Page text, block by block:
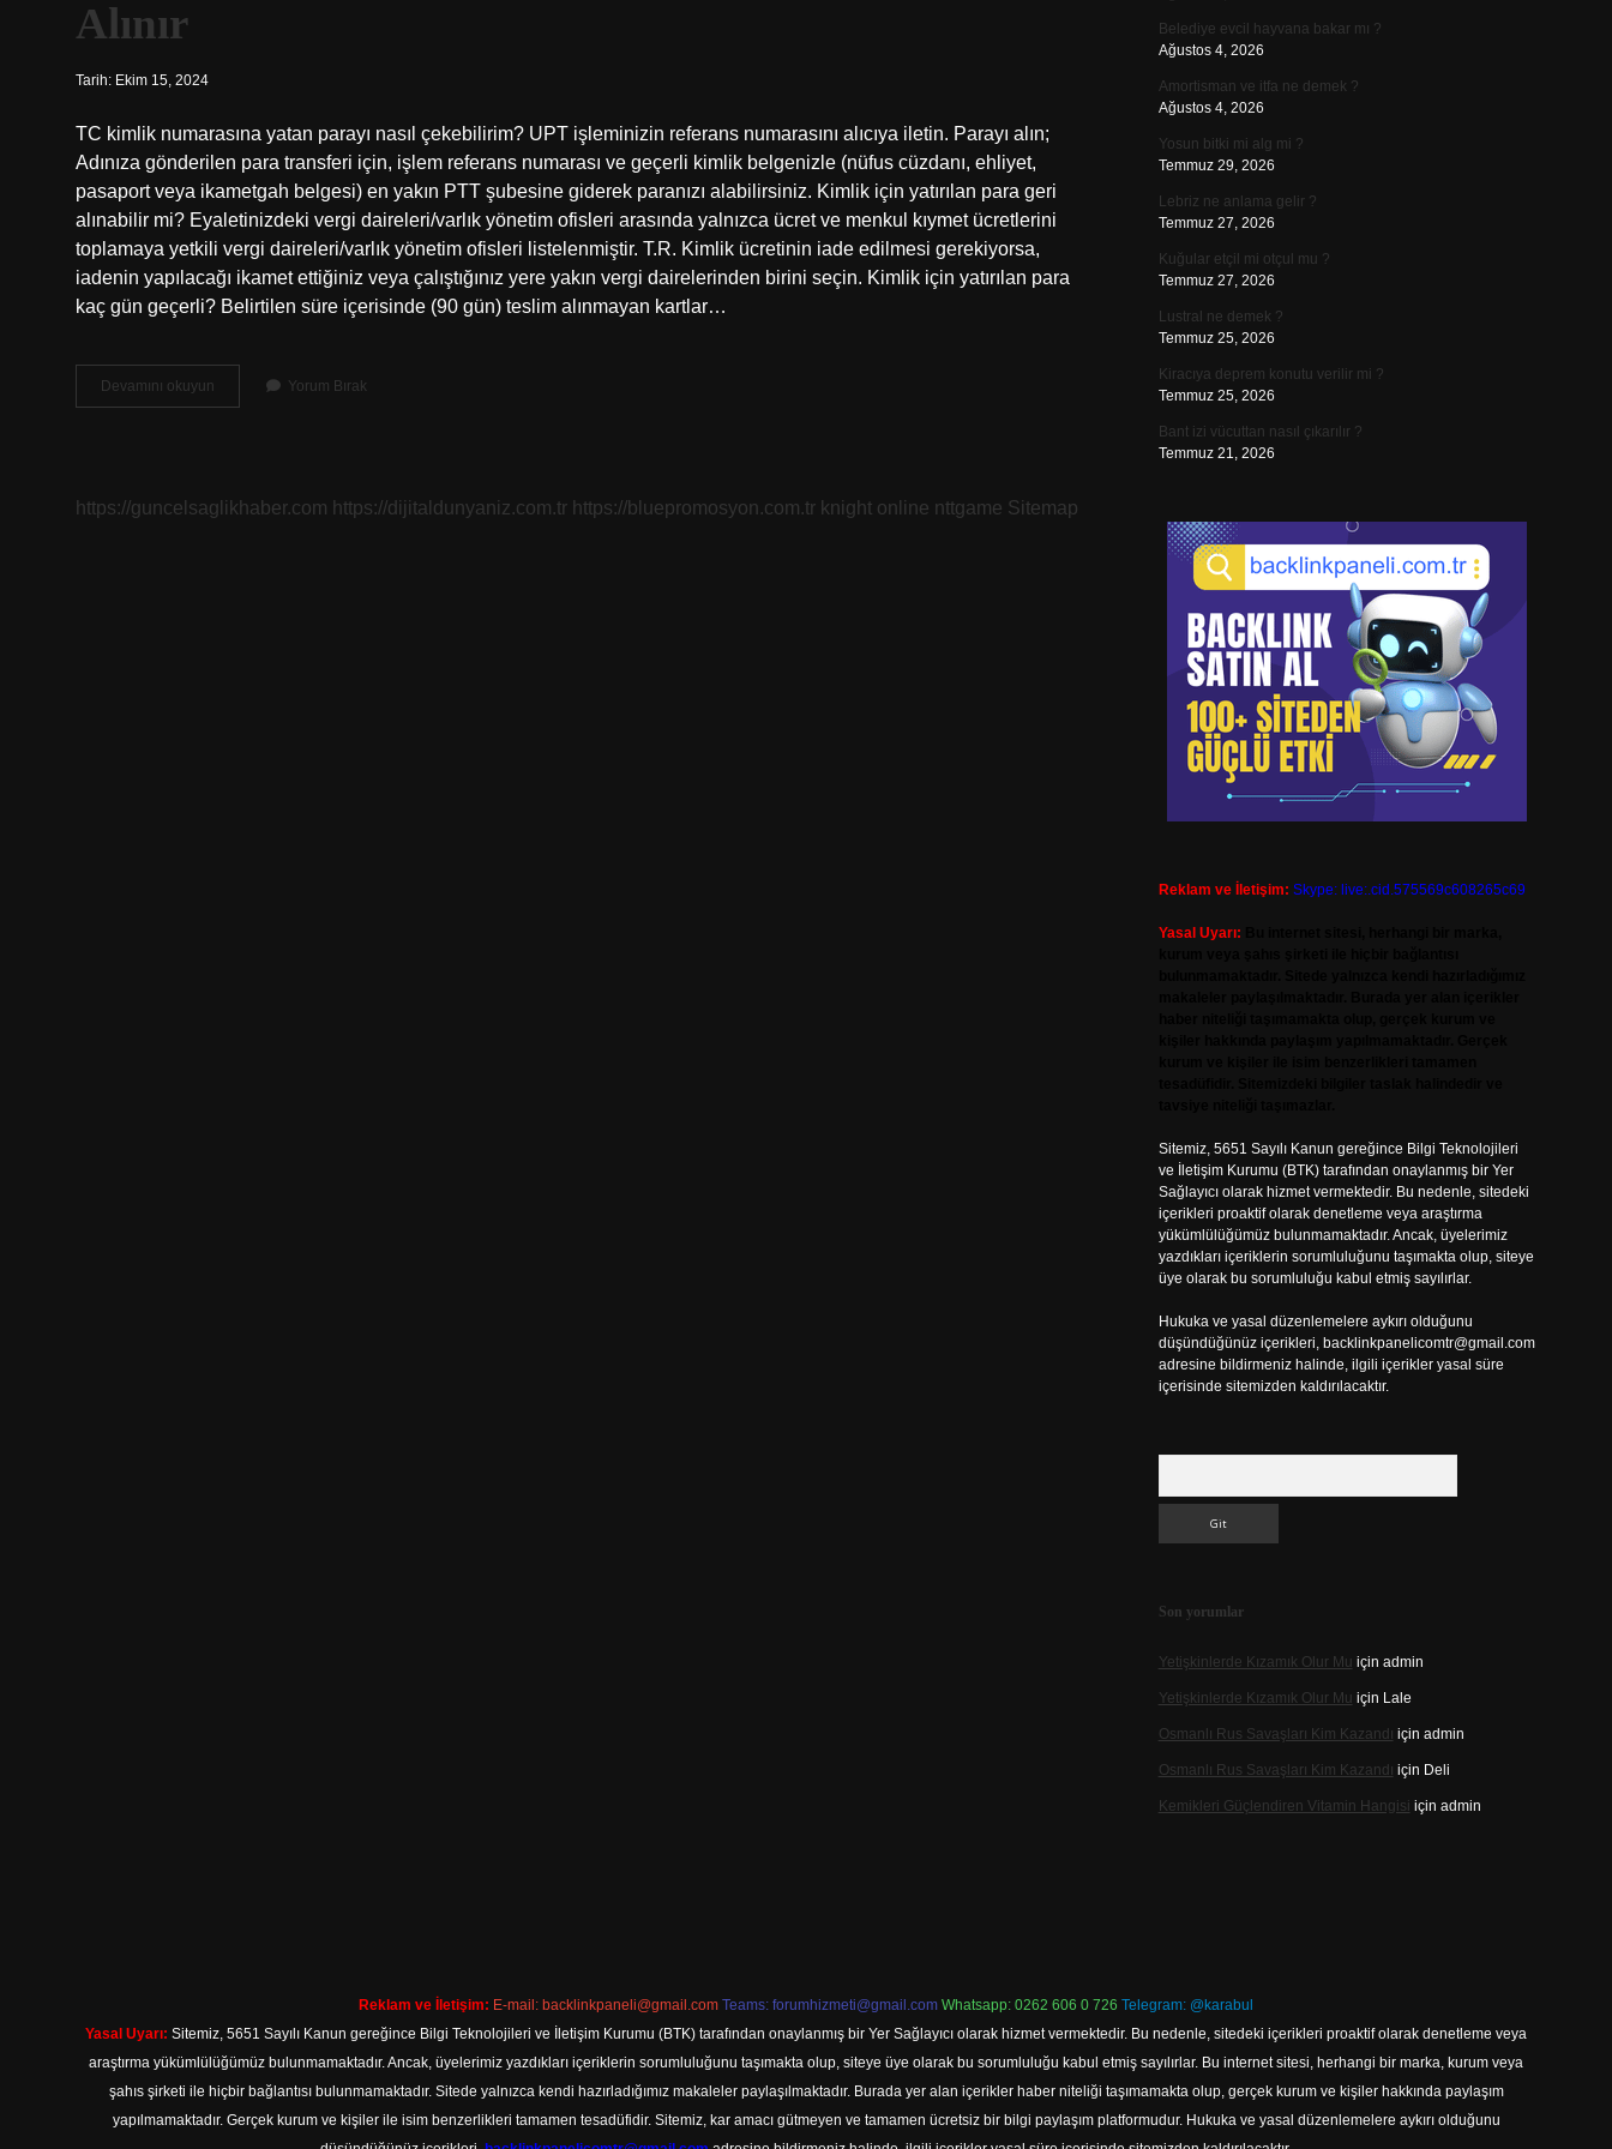
Alınır
Tarih: Ekim 15, 2024
TC kimlik numarasına yatan parayı nasıl çekebilirim? UPT işleminizin referans numarasını alıcıya iletin. Parayı alın;
Adınıza gönderilen para transferi için, işlem referans numarası ve geçerli kimlik belgenizle (nüfus cüzdanı, ehliyet,
pasaport veya ikametgah belgesi) en yakın PTT şubesine giderek paranızı alabilirsiniz. Kimlik için yatırılan para geri
alınabilir mi? Eyaletinizdeki vergi daireleri/varlık yönetim ofisleri arasında yalnızca ücret ve menkul kıymet ücretlerini
toplamaya yetkili vergi daireleri/varlık yönetim ofisleri listelenmiştir. T.R. Kimlik ücretinin iade edilmesi gerekiyorsa,
iadenin yapılacağı ikamet ettiğiniz veya çalıştığınız yere yakın vergi dairelerinden birini seçin. Kimlik için yatırılan para
kaç gün geçerli? Belirtilen süre içerisinde (90 gün) teslim alınmayan kartlar…
Devamını okuyun
Kimlik
Alınır
Yorum Bırak
https://guncelsaglikhaber.com https://dijitaldunyaniz.com.tr https://bluepromosyon.com.tr knight online nttgame Sitemap
Belediye evcil hayvana bakar mı ?
Ağustos 4, 2026
Amortisman ve itfa ne demek ?
Ağustos 4, 2026
Yosun bitki mi alg mi ?
Temmuz 29, 2026
Lebriz ne anlama gelir ?
Temmuz 27, 2026
Kuğular etçil mi otçul mu ?
Temmuz 27, 2026
Lustral ne demek ?
Temmuz 25, 2026
Kiracıya deprem konutu verilir mi ?
Temmuz 25, 2026
Bant izi vücuttan nasıl çıkarılır ?
Temmuz 21, 2026
Reklam ve İletişim: Skype: live:.cid.575569c608265c69
Yasal Uyarı:
Sitemiz, 5651 Sayılı Kanun gereğince Bilgi Teknolojileri
ve İletişim Kurumu (BTK) tarafından onaylanmış bir Yer
Sağlayıcı olarak hizmet vermektedir. Bu nedenle, sitedeki
içerikleri proaktif olarak denetleme veya araştırma
yükümlülüğümüz bulunmamaktadır. Ancak, üyelerimiz
yazdıkları içeriklerin sorumluluğunu taşımakta olup, siteye
üye olarak bu sorumluluğu kabul etmiş sayılırlar.
Hukuka ve yasal düzenlemelere aykırı olduğunu
düşündüğünüz içerikleri, backlinkpanelicomtr@gmail.com
adresine bildirmeniz halinde, ilgili içerikler yasal süre
içerisinde sitemizden kaldırılacaktır.
Son yorumlar
Yetişkinlerde Kızamık Olur Mu için admin
Yetişkinlerde Kızamık Olur Mu için Lale
Osmanlı Rus Savaşları Kim Kazandı için admin
Osmanlı Rus Savaşları Kim Kazandı için Deli
Kemikleri Güçlendiren Vitamin Hangisi için admin
Reklam ve İletişim: E-mail: backlinkpaneli@gmail.com Teams: forumhizmeti@gmail.com Whatsapp: 0262 606 0 726 Telegram: @karabul
Yasal Uyarı: Sitemiz, 5651 Sayılı Kanun gereğince Bilgi Teknolojileri ve İletişim Kurumu (BTK) tarafından onaylanmış bir Yer Sağlayıcı olarak hizmet vermektedir. Bu nedenle, sitedeki içerikleri proaktif olarak denetleme veya
araştırma yükümlülüğümüz bulunmamaktadır. Ancak, üyelerimiz yazdıkları içeriklerin sorumluluğunu taşımakta olup, siteye üye olarak bu sorumluluğu kabul etmiş sayılırlar. Bu internet sitesi, herhangi bir marka, kurum veya
şahıs şirketi ile hiçbir bağlantısı bulunmamaktadır. Sitede yalnızca kendi hazırladığımız makaleler paylaşılmaktadır. Burada yer alan içerikler haber niteliği taşımamakta olup, gerçek kurum ve kişiler hakkında paylaşım
yapılmamaktadır. Gerçek kurum ve kişiler ile isim benzerlikleri tamamen tesadüfidir. Sitemiz, kar amacı gütmeyen ve tamamen ücretsiz bir bilgi paylaşım platformudur. Hukuka ve yasal düzenlemelere aykırı olduğunu